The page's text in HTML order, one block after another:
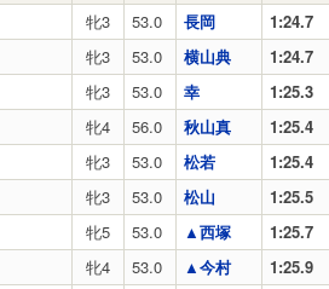
牝3 53.0 長岡 1:24.7
牝3 53.0 横山典 1:24.7
牝3 53.0 幸 1:25.3
牝4 56.0 秋山真 1:25.4
牝3 53.0 松若 1:25.4
牝3 53.0 松山 1:25.5
牝5 53.0 ▲西塚 1:25.7
牝4 53.0 ▲今村 1:25.9